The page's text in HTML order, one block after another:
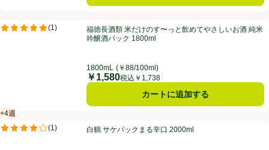
福徳長酒類 米だけのす〜っと飲めてやさしいお酒 純米吟醸酒パック
(1)
評価は1件のレビューで5点中5.0点。福徳長酒類 米だけのす〜っと飲めてやさしいお酒 純米
吟醸酒パック 1800ml
1800mL (￥88/100ml)
価格
￥1,580税込￥1,738
カートに追加する
白鶴 サケパックまる辛口 2000ml
+4週
賞味・消費期限保証：4週間
(1 )
評価は1件のレビューで5点中4.0点。白鶴 サケパックまる辛口 2000ml